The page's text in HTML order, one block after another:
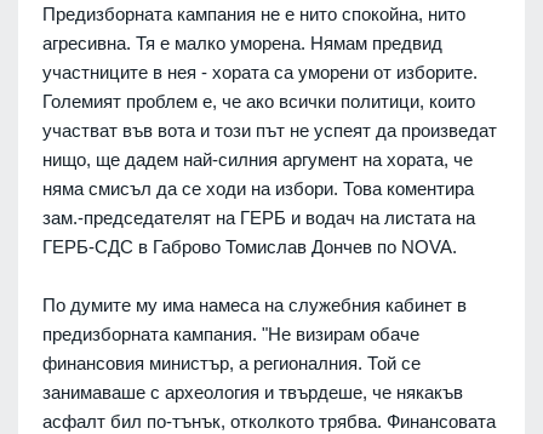
Предизборната кампания не е нито спокойна, нито
агресивна. Тя е малко уморена. Нямам предвид
участниците в нея - хората са уморени от изборите.
Големият проблем е, че ако всички политици, които
участват във вота и този път не успеят да произведат
нищо, ще дадем най-силния аргумент на хората, че
няма смисъл да се ходи на избори. Това коментира
зам.-председателят на ГЕРБ и водач на листата на
ГЕРБ-СДС в Габрово Томислав Дончев по NOVA.
По думите му има намеса на служебния кабинет в
предизборната кампания. "Не визирам обаче
финансовия министър, а регионалния. Той се
занимаваше с археология и твърдеше, че някакъв
асфалт бил по-тънък, отколкото трябва. Финансовата